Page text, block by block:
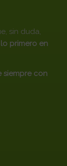
sin duda,
primero en
siempre con